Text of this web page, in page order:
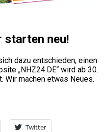
starten neu!
dazu entschieden, einen
„NHZ24.DE“ wird ab 30.
Wir machen etwas Neues.
Twitter